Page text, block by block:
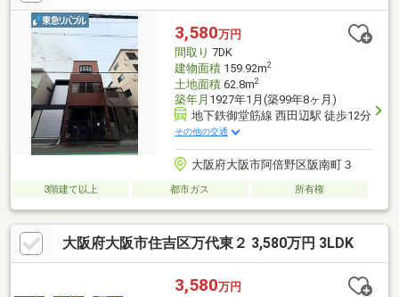
3,580万円
間取り 7DK
建物面積159.92m2
土地面積62.8m2
築年月 1927年1月(築99年8ヶ月)
地下鉄御堂筋線 西田辺駅 徒歩12分
その他の交通
大阪府大阪市阿倍野区阪南町３
3階建て以上 都市ガス 所有権
大阪府大阪市住吉区万代東２ 3,580万円 3LDK
3,580万円